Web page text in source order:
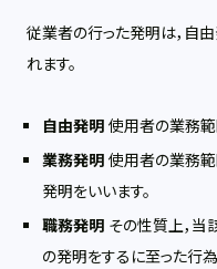
従業者の行った発明は，自
れます。
自由発明 使用者の業務範
業務発明 使用者の業務
発明をいいます。
職務発明 その性質上，当
の発明をするに至った行